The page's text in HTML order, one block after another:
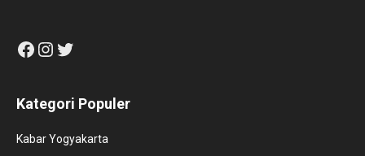
Facebook
Instagram
Twitter
Kategori Populer
Kabar Yogyakarta